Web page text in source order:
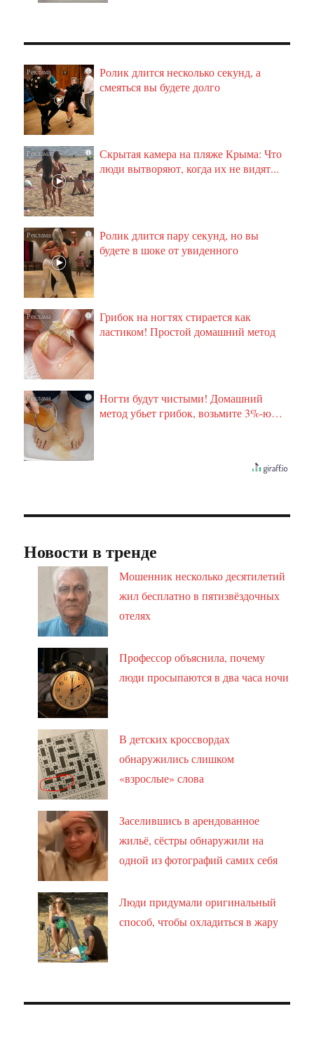
i
Ролик длится несколько секунд, а
смеяться вы будете долго
i
Скрытая камера на пляже Крыма: Что
люди вытворяют, когда их не видят...
i
Ролик длится пару секунд, но вы
будете в шоке от увиденного
i
Грибок на ногтях стирается как
ластиком! Простой домашний метод
i
Ногти будут чистыми! Домашний
метод убьет грибок, возьмите 3%-ю…
Новости в тренде
Мошенник несколько десятилетий
жил бесплатно в пятизвёздочных
отелях
Профессор объяснила, почему
люди просыпаются в два часа ночи
В детских кроссвордах
обнаружились слишком
«взрослые» слова
Заселившись в арендованное
жильё, сёстры обнаружили на
одной из фотографий самих себя
Люди придумали оригинальный
способ, чтобы охладиться в жару